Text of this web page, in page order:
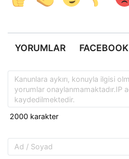
YORUMLAR FACEBOOK